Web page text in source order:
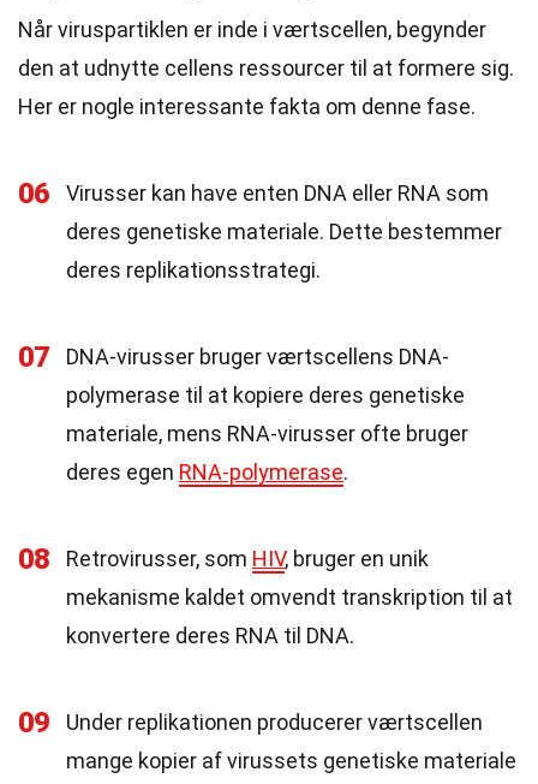
Når viruspartiklen er inde i værtscellen, begynder
den at udnytte cellens ressourcer til at formere sig.
Her er nogle interessante fakta om denne fase.
06
Virusser kan have enten DNA eller RNA som
deres genetiske materiale. Dette bestemmer
deres replikationsstrategi.
07
DNA-virusser bruger værtscellens DNA-
polymerase til at kopiere deres genetiske
materiale, mens RNA-virusser ofte bruger
deres egen RNA-polymerase.
08 Retrovirusser, som HIV, bruger en unik
mekanisme kaldet omvendt transkription til at
konvertere deres RNA til DNA.
09
Under replikationen producerer værtscellen
mange kopier af virussets genetiske materiale